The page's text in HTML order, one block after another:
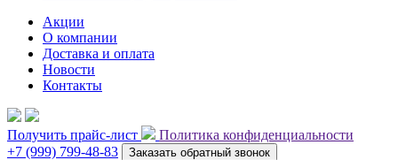
Акции
О компании
Доставка и оплата
Новости
Контакты
Получить прайс-лист
Политика конфиденциальности
+7 (999) 799-48-83
Заказать обратный звонок